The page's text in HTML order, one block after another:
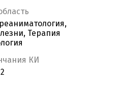
Терапия
КИ